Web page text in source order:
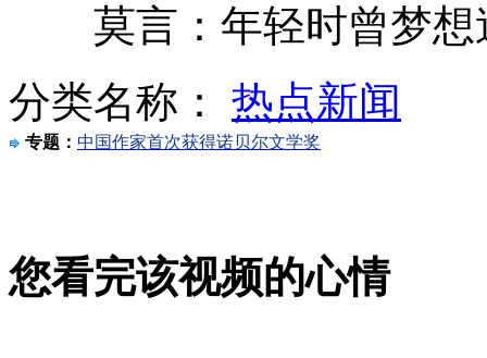
台湾中天电视台火警致节目一度停播
莫斯科一市场火灾致10多人伤亡
莫言：年轻时曾梦想
分类名称： 热点新闻
专题： 中国作家首次获得诺贝尔文学奖
您看完该视频的心情